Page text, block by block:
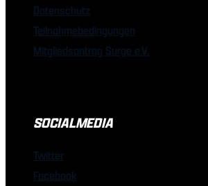
Datenschutz
Teilnahmebedingungen
Mitgliedsantrag Surge e.V.
SOCIALMEDIA
Twitter
Facebook